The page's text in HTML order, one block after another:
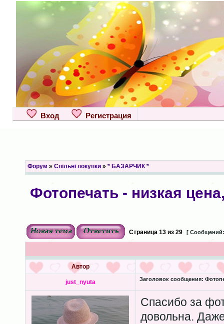
Вход Регистрация
Форум » Спільні покупки» * БАЗАРЧИК *
Фотопечать - низкая
Страница 13из 29 [
Автор
just_nyuta Заголовок сообщения:
Спасибо за
довольна.